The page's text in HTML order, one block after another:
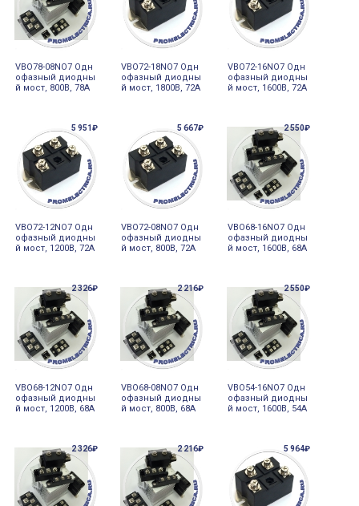
VBO78-08NO7 Одн
офазный диодны
й мост, 800В, 78А
VBO72-18NO7 Одн
офазный диодны
й мост, 1800В, 72А
VBO72-16NO7 Одн
офазный диодны
й мост, 1600В, 72А
5 951₽
VBO72-12NO7 Одн
офазный диодны
й мост, 1200В, 72А
5 667₽
VBO72-08NO7 Одн
офазный диодны
й мост, 800В, 72А
2 550₽
VBO68-16NO7 Одн
офазный диодны
й мост, 1600В, 68А
2 326₽
VBO68-12NO7 Одн
офазный диодны
й мост, 1200В, 68А
2 216₽
VBO68-08NO7 Одн
офазный диодны
й мост, 800В, 68А
2 550₽
VBO54-16NO7 Одн
офазный диодны
й мост, 1600В, 54А
2 326₽ 2 216₽ 5 964₽